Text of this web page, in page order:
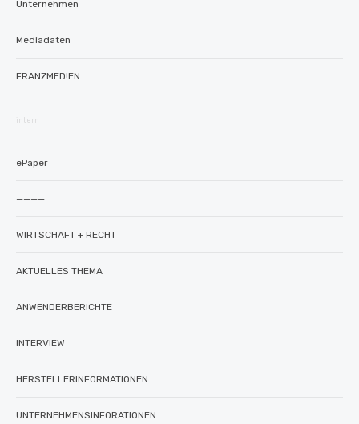
Unternehmen
Mediadaten
FRANZMED!EN
intern
ePaper
————
WIRTSCHAFT + RECHT
AKTUELLES THEMA
ANWENDERBERICHTE
INTERVIEW
HERSTELLERINFORMATIONEN
UNTERNEHMENSINFORATIONEN